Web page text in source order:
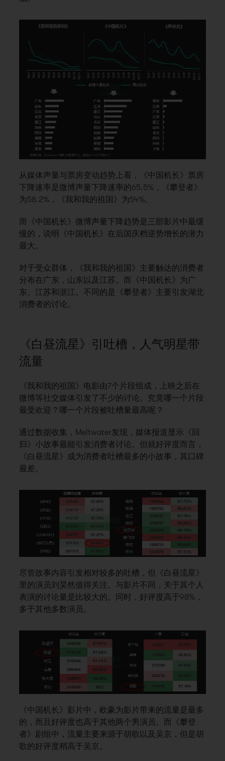
从媒体声量与票房变动趋势上看，《中国机长》票房
下降速率是微博声量下降速率的65.5%，《攀登者》
为58.2%，《我和我的祖国》为54%。
而《中国机长》微博声量下降趋势是三部影片中最缓
慢的，说明《中国机长》在后国庆档逆势增长的潜力
最大。
对于受众群体，《我和我的祖国》主要触达的消费者
分布在广东，山东以及江苏。而《中国机长》为广
东、江苏和浙江。不同的是《攀登者》主要引发湖北
消费者的讨论。
《白昼流星》引吐槽，人气明星带
流量
《我和我的祖国》电影由7个片段组成，上映之后在
微博等社交媒体引发了不少的讨论。究竟哪一个片段
最受欢迎？哪一个片段被吐槽量最高呢？
通过数据收集，Meltwater发现，媒体报道显示《回
归》小故事最能引发消费者讨论。但就好评度而言，
《白昼流星》成为消费者吐槽最多的小故事，其口碑
最差。
尽管故事内容引发相对较多的吐槽，但《白昼流星》
里的演员刘昊然值得关注。与影片不同，关于其个人
表演的讨论量是比较大的。同时，好评度高于98%，
多于其他多数演员。
《中国机长》影片中，欧豪为影片带来的流量是最多
的，而且好评度也高于其他两个男演员。而《攀登
者》剧组中，流量主要来源于胡歌以及吴京，但是胡
歌的好评度稍高于吴京。